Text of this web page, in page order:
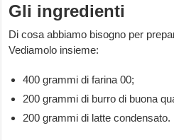
Gli ingredienti
Di cosa abbiamo bisogno per
Vediamolo insieme:
400 grammi di farina 00;
200 grammi di burro di buona
200 grammi di latte condensato.